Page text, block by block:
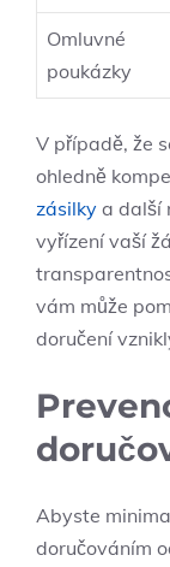
Omluvné
poukázky
V případě, že
ohledně
zásilky a další
vyřízení vaší
vám může
doručení
Abyste
doručováním